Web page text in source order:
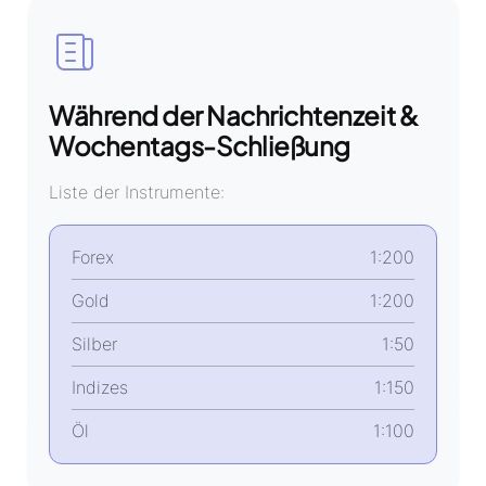
Während der Nachrichtenzeit &
Wochentags-Schließung
Liste der Instrumente:
Forex
1:200
Gold
1:200
Silber
1:50
Indizes
1:150
Öl
1:100